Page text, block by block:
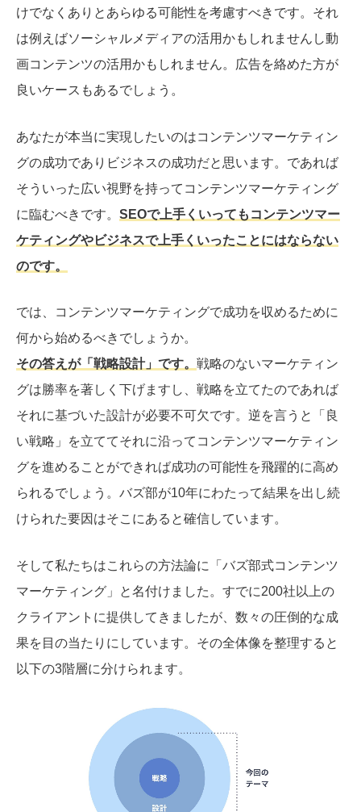
けでなくありとあらゆる可能性を考慮すべきです。それ
は例えばソーシャルメディアの活用かもしれませんし動
画コンテンツの活用かもしれません。広告を絡めた方が
良いケースもあるでしょう。
あなたが本当に実現したいのはコンテンツマーケティン
グの成功でありビジネスの成功だと思います。であれば
そういった広い視野を持ってコンテンツマーケティング
に臨むべきです。 SEOで上手くいってもコンテンツマー
ケティングやビジネスで上手くいったことにはならない
のです。
では、コンテンツマーケティングで成功を収めるために
何から始めるべきでしょうか。
その答えが「戦略設計」です。 戦略のないマーケティン
グは勝率を著しく下げますし、戦略を立てたのであれば
それに基づいた設計が必要不可欠です。逆を言うと「良
い戦略」を立ててそれに沿ってコンテンツマーケティン
グを進めることができれば成功の可能性を飛躍的に高め
られるでしょう。バズ部が10年にわたって結果を出し続
けられた要因はそこにあると確信しています。
そして私たちはこれらの方法論に
「バズ部式コンテンツ
マーケティング」と名付けました。すでに200社以上の
クライアントに提供してきましたが、数々の圧倒的な成
果を目の当たりにしています。その全体像を整理すると
以下の3階層に分けられます。